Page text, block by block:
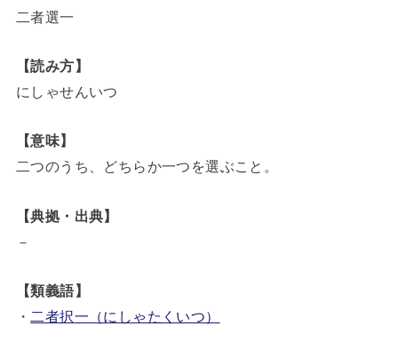
二者選一
【読み方】
にしゃせんいつ
【意味】
二つのうち、どちらか一つを選ぶこと。
【典拠・出典】
－
【類義語】
・ 二者択一（にしゃたくいつ）